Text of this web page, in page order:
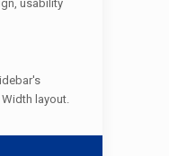
usability
Width layout.